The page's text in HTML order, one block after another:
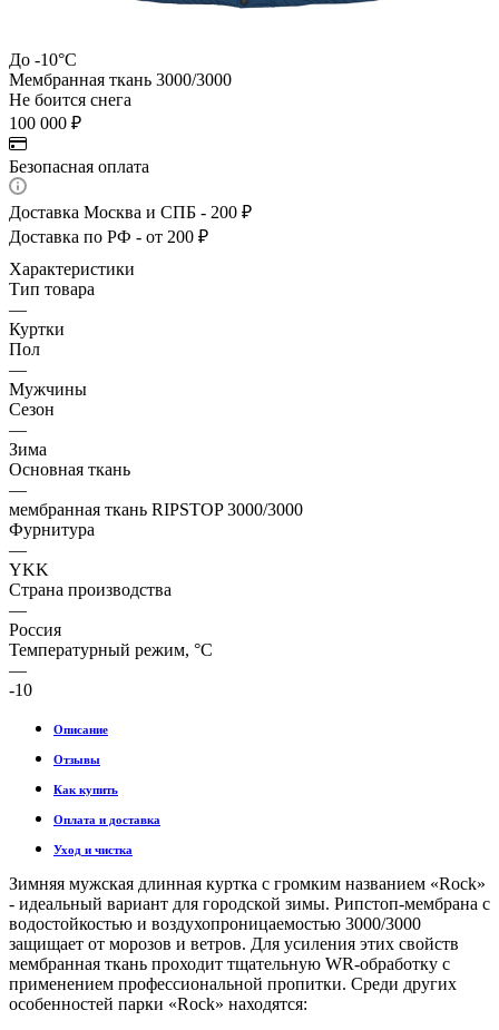
До -10°C
Мембранная ткань 3000/3000
Не боится снега
100 000 ₽
Безопасная оплата
Доставка Москва и СПБ - 200 ₽
Доставка по РФ - от 200 ₽
Характеристики
Тип товара
—
Куртки
Пол
—
Мужчины
Сезон
—
Зима
Основная ткань
—
мембранная ткань RIPSTOP 3000/3000
Фурнитура
—
YKK
Страна производства
—
Россия
Температурный режим, °C
—
-10
Описание
Отзывы
Как купить
Оплата и доставка
Уход и чистка
Зимняя мужская длинная куртка с громким названием «Rock»
- идеальный вариант для городской зимы. Рипстоп-мембрана с
водостойкостью и воздухопроницаемостью 3000/3000
защищает от морозов и ветров. Для усиления этих свойств
мембранная ткань проходит тщательную WR-обработку с
применением профессиональной пропитки. Среди других
особенностей парки «Rock» находятся: